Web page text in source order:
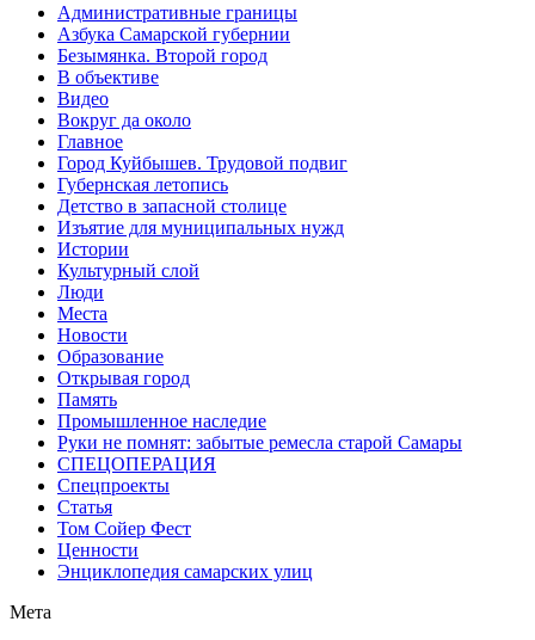
Административные границы
Азбука Самарской губернии
Безымянка. Второй город
В объективе
Видео
Вокруг да около
Главное
Город Куйбышев. Трудовой подвиг
Губернская летопись
Детство в запасной столице
Изъятие для муниципальных нужд
Истории
Культурный слой
Люди
Места
Новости
Образование
Открывая город
Память
Промышленное наследие
Руки не помнят: забытые ремесла старой Самары
СПЕЦОПЕРАЦИЯ
Спецпроекты
Статья
Том Сойер Фест
Ценности
Энциклопедия самарских улиц
Мета